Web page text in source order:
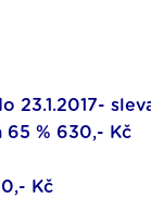
23.1.2017-
% 630,- Kč
Kč